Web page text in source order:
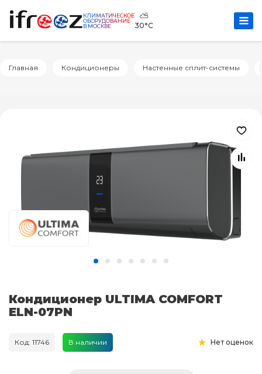
КЛИМАТИЧЕСКОЕ
ОБОРУДОВАНИЕ
В МОСКВЕ
⛅
30°C
Главная Кондиционеры Настенные сплит-системы
Кондиционер ULTIMA COMFORT
ELN-07PN
Код: 11746 В наличии Нет оценок